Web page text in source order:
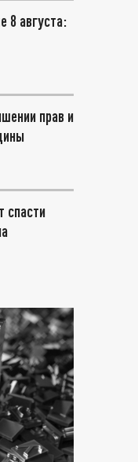
8 августа:
прав и
спасти